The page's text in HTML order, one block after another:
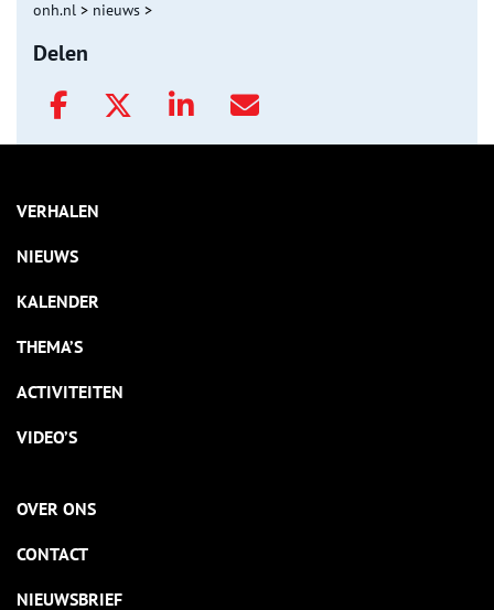
onh.nl > nieuws >
Delen
VERHALEN
NIEUWS
KALENDER
THEMA’S
ACTIVITEITEN
VIDEO’S
OVER ONS
CONTACT
NIEUWSBRIEF